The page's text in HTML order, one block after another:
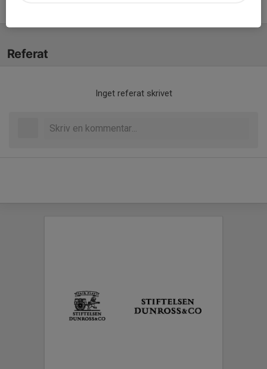
Referat
Inget referat skrivet